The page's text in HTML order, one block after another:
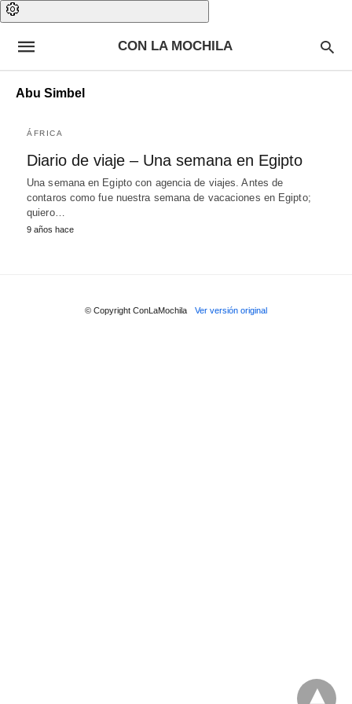
CON LA MOCHILA
Abu Simbel
ÁFRICA
Diario de viaje – Una semana en Egipto
Una semana en Egipto con agencia de viajes. Antes de
contaros como fue nuestra semana de vacaciones en Egipto;
quiero…
9 años hace
© Copyright ConLaMochila Ver versión original